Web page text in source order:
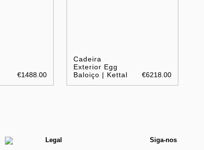
€1488.00
Cadeira
Exterior Egg
Baloiço | Kettal
€6218.00
Legal
Siga-nos